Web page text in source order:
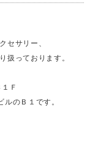
セサリー、
扱っております。
Ｆ
のＢ１です。